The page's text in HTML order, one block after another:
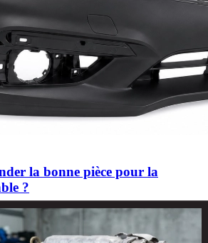
la bonne pièce pour la
?